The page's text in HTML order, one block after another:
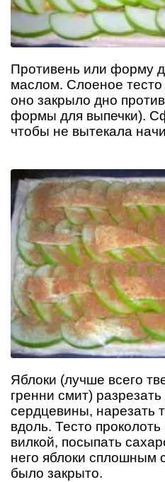
Противень или форму
маслом. Слоеное тесто
оно закрыло дно
формы для выпечки).
чтобы не вытекала
Яблоки (лучше всего
гренни смит)
сердцевины, нарезать
вдоль. Тесто
вилкой, посыпать
него яблоки сплошным
было закрыто.